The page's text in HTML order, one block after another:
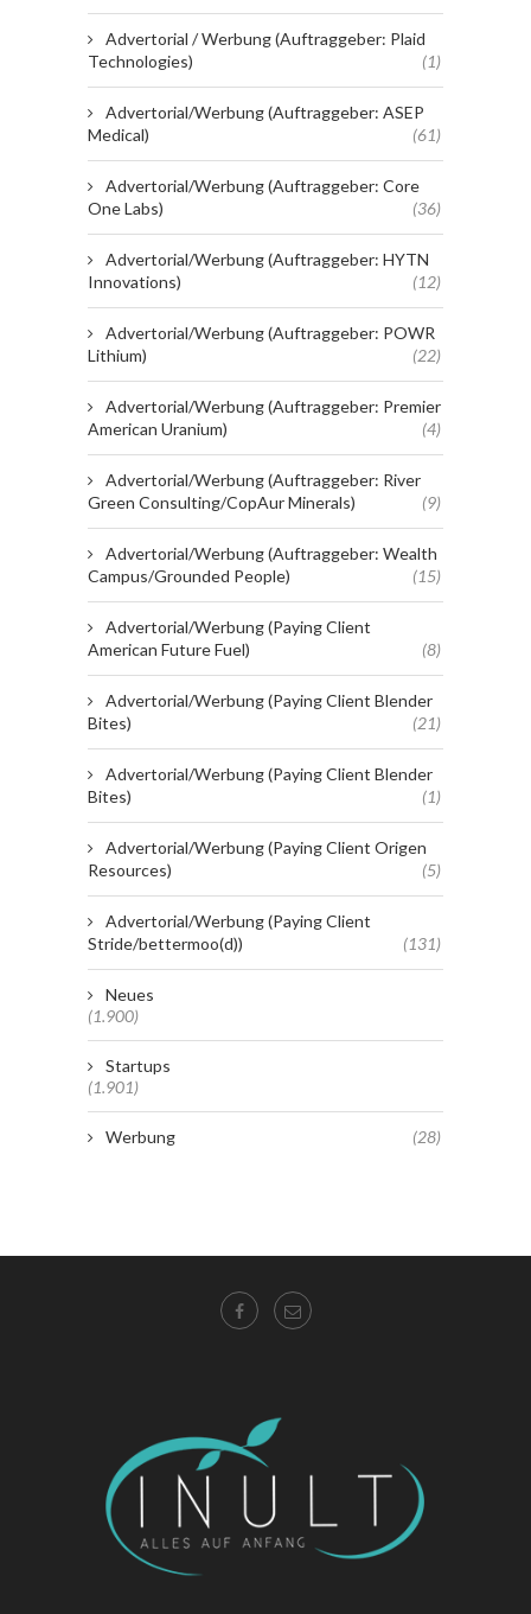
Advertorial / Werbung (Auftraggeber: Plaid
Technologies)
(1)
Advertorial/Werbung (Auftraggeber: ASEP
Medical)
(61)
Advertorial/Werbung (Auftraggeber: Core
One Labs)
(36)
Advertorial/Werbung (Auftraggeber: HYTN
Innovations)
(12)
Advertorial/Werbung (Auftraggeber: POWR
Lithium)
(22)
Advertorial/Werbung (Auftraggeber: Premier
American Uranium)
(4)
Advertorial/Werbung (Auftraggeber: River
Green Consulting/CopAur Minerals)
(9)
Advertorial/Werbung (Auftraggeber: Wealth
Campus/Grounded People)
(15)
Advertorial/Werbung (Paying Client
American Future Fuel)
(8)
Advertorial/Werbung (Paying Client Blender
Bites)
(21)
Advertorial/Werbung (Paying Client Blender
Bites)
(1)
Advertorial/Werbung (Paying Client Origen
Resources)
(5)
Advertorial/Werbung (Paying Client
Stride/bettermoo(d))
(131)
Neues
(1.900)
Startups
(1.901)
Werbung (28)